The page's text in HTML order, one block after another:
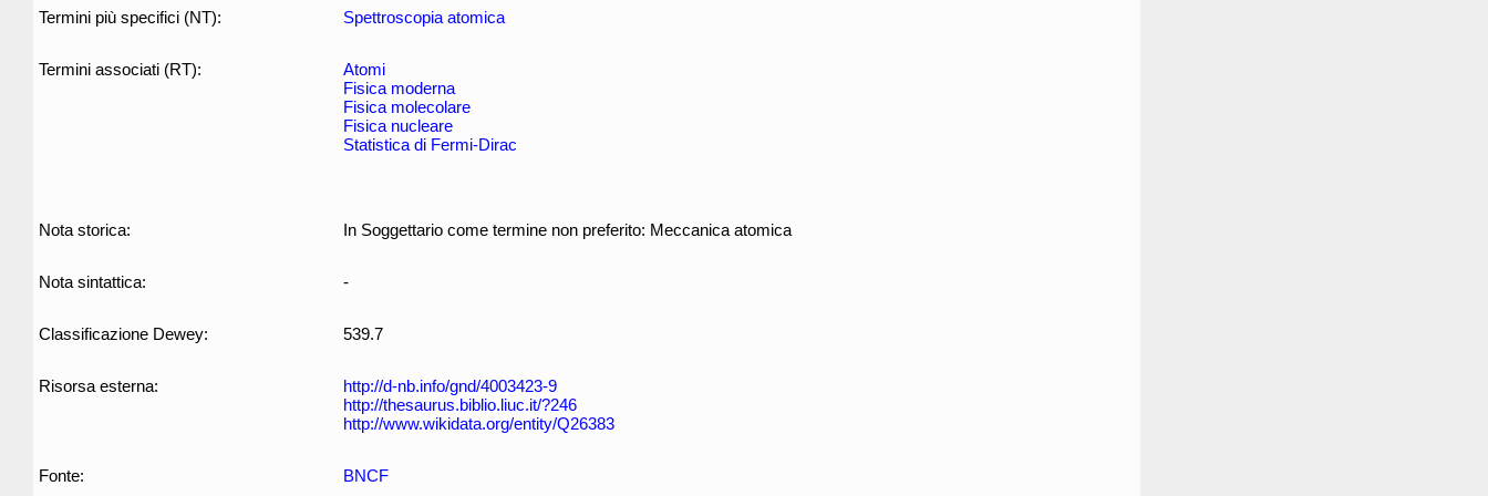
Termini più specifici (NT): Spettroscopia atomica
Termini associati (RT):
Atomi
Fisica moderna
Fisica molecolare
Fisica nucleare
Statistica di Fermi-Dirac
Nota storica: In Soggettario come termine non preferito: Meccanica atomica
Nota sintattica: -
Classificazione Dewey: 539.7
Risorsa esterna:
http://d-nb.info/gnd/4003423-9
http://thesaurus.biblio.liuc.it/?246
http://www.wikidata.org/entity/Q26383
Fonte: BNCF